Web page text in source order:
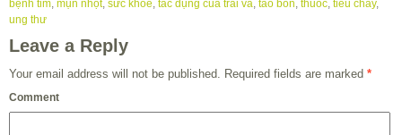
bệnh tim mụn nhọt, sức khỏe tác dụng của trái vả táo bón thuốc tiêu chảy,
ung thư
Leave a Reply
Your email address will not be published. Required fields are marked *
Comment